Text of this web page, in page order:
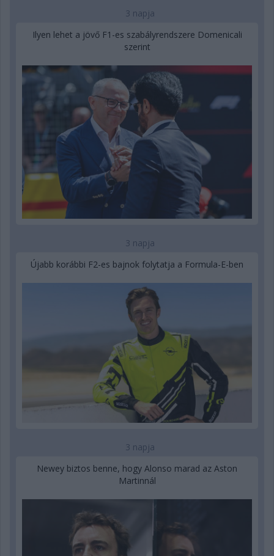
3 napja
Ilyen lehet a jövő F1-es szabályrendszere Domenicali
szerint
3 napja
Újabb korábbi F2-es bajnok folytatja a Formula-E-ben
3 napja
Newey biztos benne, hogy Alonso marad az Aston
Martinnál